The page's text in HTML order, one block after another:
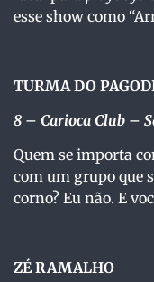
esse show como
TURMA DO
8 – Carioca Club –
Quem se importa
com um grupo que
corno? Eu não. E
ZÉ RAMALHO